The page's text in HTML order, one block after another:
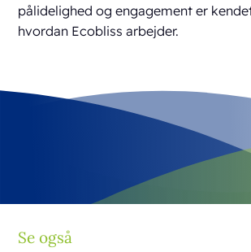
pålidelighed og engagement er
hvordan Ecobliss arbejder.
Se også